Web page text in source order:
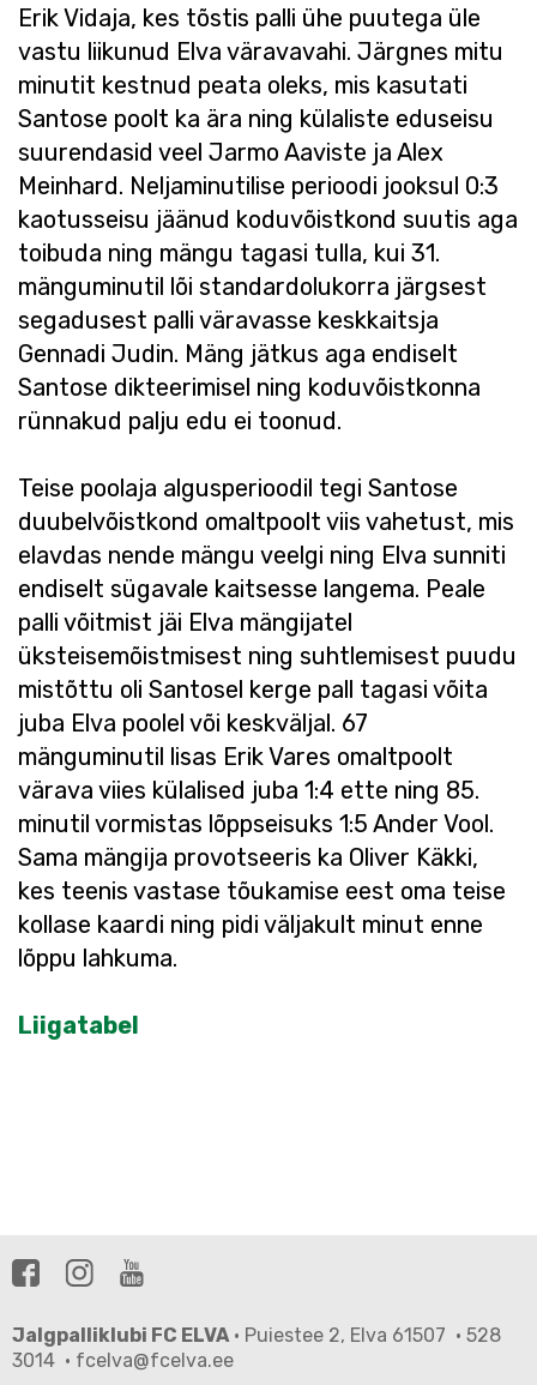
Erik Vidaja, kes tõstis palli ühe puutega üle
vastu liikunud Elva väravavahi. Järgnes mitu
minutit kestnud peata oleks, mis kasutati
Santose poolt ka ära ning külaliste eduseisu
suurendasid veel Jarmo Aaviste ja Alex
Meinhard. Neljaminutilise perioodi jooksul 0:3
kaotusseisu jäänud koduvõistkond suutis aga
toibuda ning mängu tagasi tulla, kui 31.
mänguminutil lõi standardolukorra järgsest
segadusest palli väravasse keskkaitsja
Gennadi Judin. Mäng jätkus aga endiselt
Santose dikteerimisel ning koduvõistkonna
rünnakud palju edu ei toonud.
Teise poolaja algusperioodil tegi Santose
duubelvõistkond omaltpoolt viis vahetust, mis
elavdas nende mängu veelgi ning Elva sunniti
endiselt sügavale kaitsesse langema. Peale
palli võitmist jäi Elva mängijatel
üksteisemõistmisest ning suhtlemisest puudu
mistõttu oli Santosel kerge pall tagasi võita
juba Elva poolel või keskväljal. 67
mänguminutil lisas Erik Vares omaltpoolt
värava viies külalised juba 1:4 ette ning 85.
minutil vormistas lõppseisuks 1:5 Ander Vool.
Sama mängija provotseeris ka Oliver Käkki,
kes teenis vastase tõukamise eest oma teise
kollase kaardi ning pidi väljakult minut enne
lõppu lahkuma.
Liigatabel
Jalgpalliklubi FC ELVA· Puiestee 2, Elva 61507 · 528
3014 · fcelva@fcelva.ee